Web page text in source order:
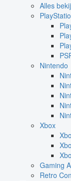
Alles
Nintendo
Xbox
Gaming
Retro